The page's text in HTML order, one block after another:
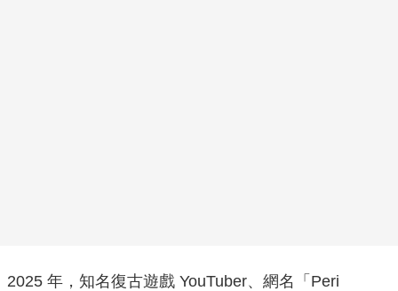
2025 年，知名復古遊戲 YouTuber、網名「Peri